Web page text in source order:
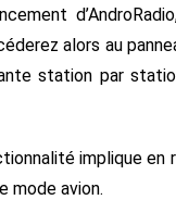
alors au
station par
implique en
mode avion.